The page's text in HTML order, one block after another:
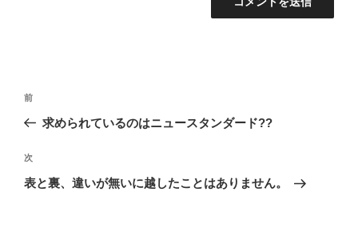
投
ビ
ゲ
前
の
稿
前
求められているのはニュースタンダード??
次
の
次
表と裏、違いが無いに越したことはありません。